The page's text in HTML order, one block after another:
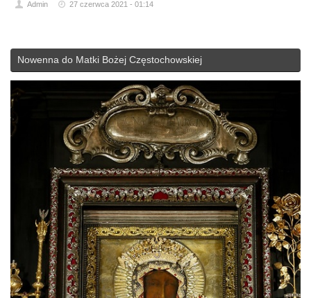
Admin 27 czerwca 2021 - 01:14
Nowenna do Matki Bożej Częstochowskiej